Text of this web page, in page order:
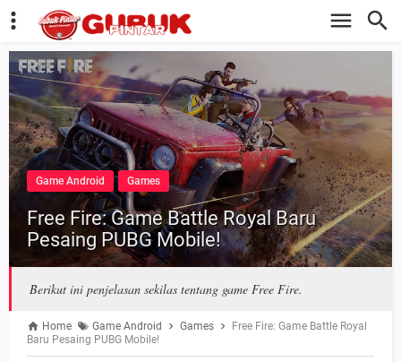
Game Android Games
Free Fire: Game Battle Royal Baru
Pesaing PUBG Mobile!
Berikut ini penjelasan sekilas tentang game Free Fire.
Home Game Android Games
Free Fire: Game Battle Royal
Baru Pesaing PUBG Mobile!